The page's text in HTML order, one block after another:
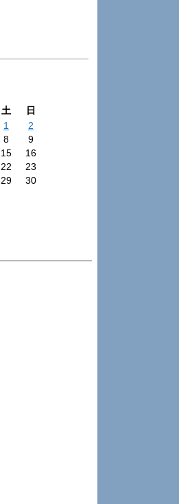
土
日
1
2
8
9
15
16
22
23
29
30